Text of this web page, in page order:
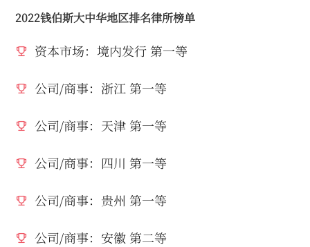
2022钱伯斯大中华地区排名律所榜单
资本市场：境内发行 第一等
公司/商事：浙江 第一等
公司/商事：天津 第一等
公司/商事：四川 第一等
公司/商事：贵州 第一等
公司/商事：安徽 第二等